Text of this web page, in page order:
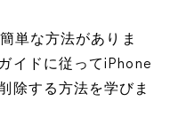
単な方法がありま
イドに従ってiPhone
除する方法を学びま